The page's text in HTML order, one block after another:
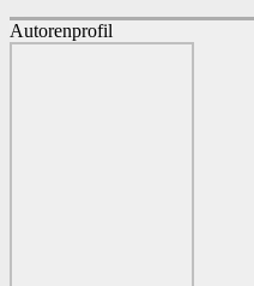
Autorenprofil